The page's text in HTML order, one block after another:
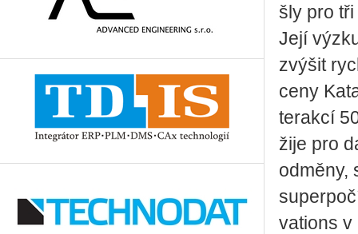
šly pro
Její
zvý­šit
ceny
ter­ak­cí
ži­je pro
od­mě­ny,
vati­ons v